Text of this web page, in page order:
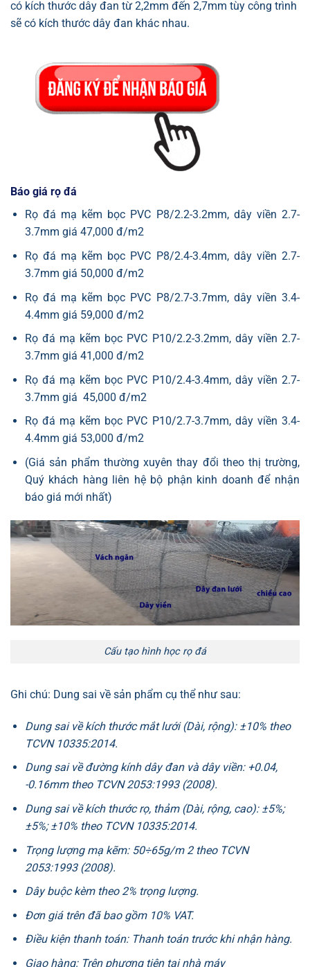
có kích thước dây đan từ 2,2mm đến 2,7mm tùy công trình
sẽ có kích thước dây đan khác nhau.
Báo giá rọ đá
Rọ đá mạ kẽm bọc PVC P8/2.2-3.2mm, dây viền 2.7-
3.7mm giá 47,000 đ/m2
Rọ đá mạ kẽm bọc PVC P8/2.4-3.4mm, dây viền 2.7-
3.7mm giá 50,000 đ/m2
Rọ đá mạ kẽm bọc PVC P8/2.7-3.7mm, dây viền 3.4-
4.4mm giá 59,000 đ/m2
Rọ đá mạ kẽm bọc PVC P10/2.2-3.2mm, dây viền 2.7-
3.7mm giá 41,000 đ/m2
Rọ đá mạ kẽm bọc PVC P10/2.4-3.4mm, dây viền 2.7-
3.7mm giá 45,000 đ/m2
Rọ đá mạ kẽm bọc PVC P10/2.7-3.7mm, dây viền 3.4-
4.4mm giá 53,000 đ/m2
(Giá sản phẩm thường xuyên thay đổi theo thị trường,
Quý khách hàng liên hệ bộ phận kinh doanh để nhận
báo giá mới nhất)
Cấu tạo hình học rọ đá
Ghi chú: Dung sai về sản phẩm cụ thể như sau:
Dung sai về kích thước mắt lưới (Dài, rộng): ±10% theo
TCVN 10335:2014.
Dung sai về đường kính dây đan và dây viền: +0.04,
-0.16mm theo TCVN 2053:1993 (2008).
Dung sai về kích thước rọ, thảm (Dài, rộng, cao): ±5%;
±5%; ±10% theo TCVN 10335:2014.
Trọng lượng mạ kẽm: 50÷65g/m 2 theo TCVN
2053:1993 (2008).
Dây buộc kèm theo 2% trọng lượng.
Đơn giá trên đã bao gồm 10% VAT.
Điều kiện thanh toán: Thanh toán trước khi nhận hàng.
Giao hàng: Trên phương tiên tại nhà máy